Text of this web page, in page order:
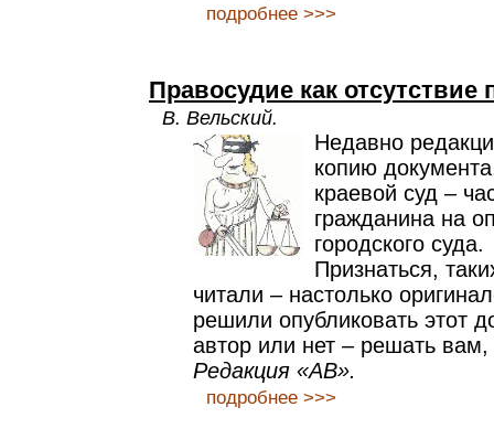
подробнее >>>
Правосудие как отсутствие
В. Вельский.
Недавно
копию
краевой суд –
гражданина на
городского суда.
Признаться,
читали – настолько
решили опубликовать этот
автор или нет – решать вам,
Редакция «АВ».
подробнее >>>